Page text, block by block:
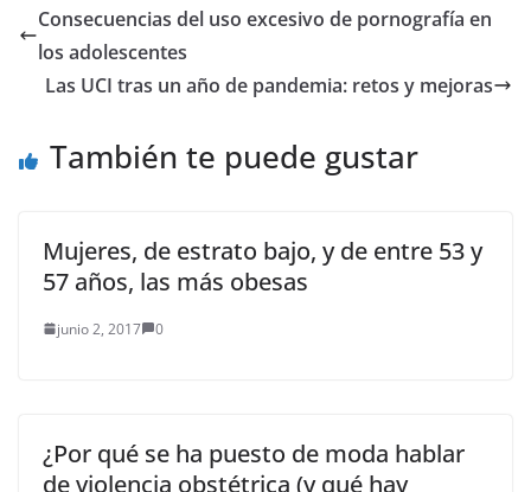
psicoactivas (SPA). Así
Miguel Cote Méndez,
especialista en
Departamento de…
Consecuencias del uso excesivo de pornografía en
los adolescentes
Las UCI tras un año de pandemia: retos y mejoras
También te puede gustar
Mujeres, de estrato bajo, y de entre 53 y
57 años, las más obesas
junio 2, 2017 0
¿Por qué se ha puesto de moda hablar
de violencia obstétrica (y qué hay